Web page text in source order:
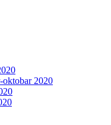
oktobar 2020